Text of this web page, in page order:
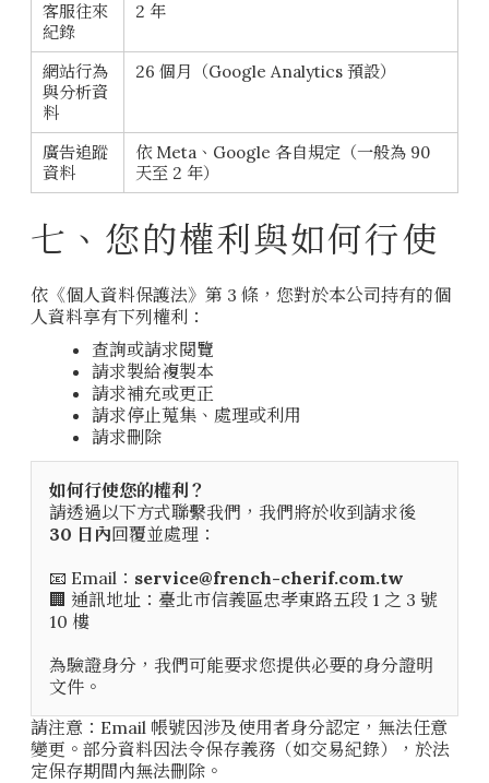
客服往來
紀錄
2 年
網站行為
與分析資
料
26 個月（Google Analytics 預設）
廣告追蹤
資料
依 Meta、Google 各自規定（一般為 90
天至 2 年）
七、您的權利與如何行使
依《個人資料保護法》第 3 條，您對於本公司持有的個
人資料享有下列權利：
查詢或請求閱覽
請求製給複製本
請求補充或更正
請求停止蒐集、處理或利用
請求刪除
如何行使您的權利？
請透過以下方式聯繫我們，我們將於收到請求後
30 日內回覆並處理：
📧 Email： service@french-cherif.com.tw
🏢 通訊地址：臺北市信義區忠孝東路五段 1 之 3 號
10 樓
為驗證身分，我們可能要求您提供必要的身分證明
文件。
請注意：Email 帳號因涉及使用者身分認定，無法任意
變更。部分資料因法令保存義務（如交易紀錄），於法
定保存期間內無法刪除。